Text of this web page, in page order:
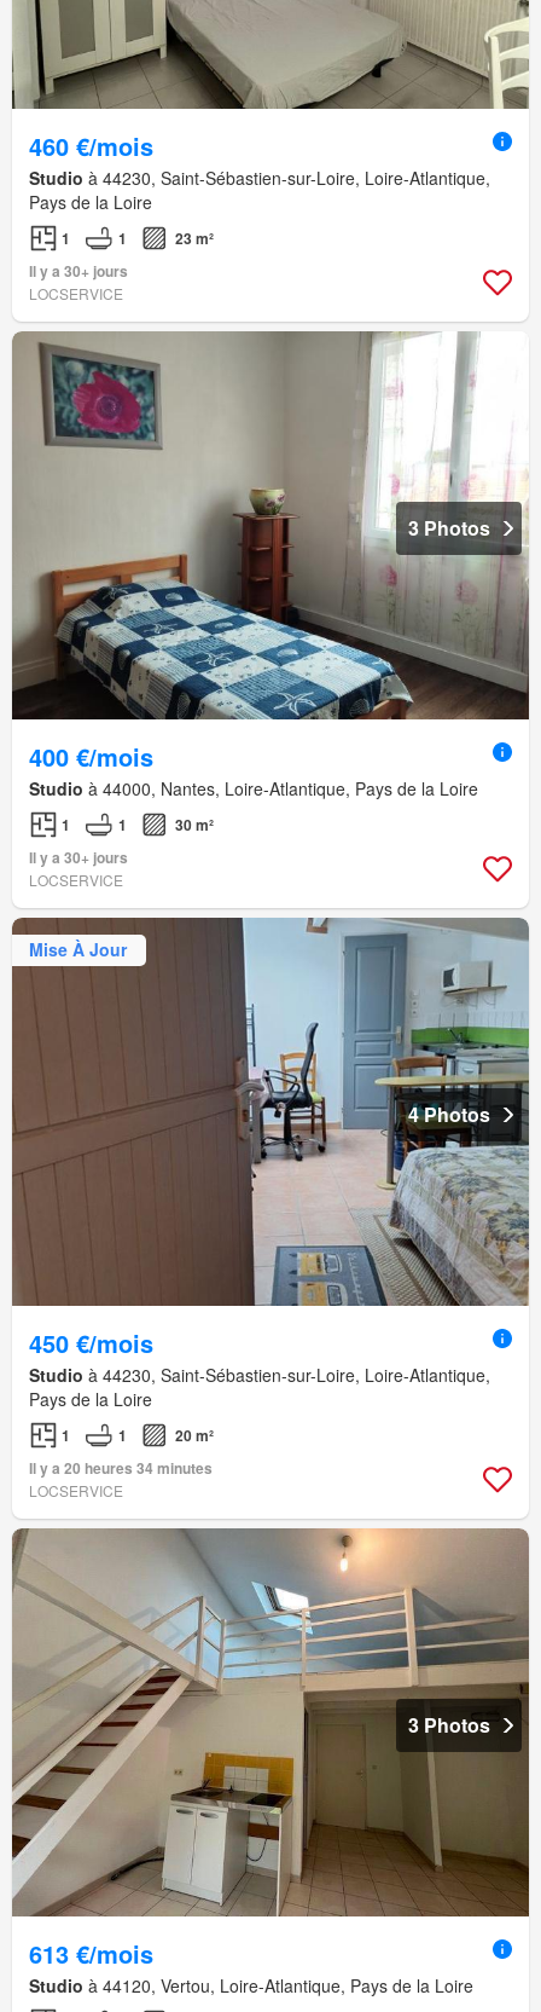
460 €/mois
Studio à 44230, Saint-Sébastien-sur-Loire, Loire-Atlantique,
Pays de la Loire
1 1
23 m²
Il y a 30+ jours
LOCSERVICE
3 Photos
400 €/mois
Studio à 44000, Nantes, Loire-Atlantique, Pays de la Loire
1 1
30 m²
Il y a 30+ jours
LOCSERVICE
Mise À Jour
4 Photos
450 €/mois
Studio à 44230, Saint-Sébastien-sur-Loire, Loire-Atlantique,
Pays de la Loire
1 1
20 m²
Il y a 20 heures 34 minutes
LOCSERVICE
3 Photos
613 €/mois
Studio à 44120, Vertou, Loire-Atlantique, Pays de la Loire